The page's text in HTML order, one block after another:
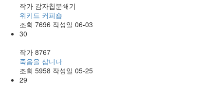
작가 감자칩분쇄기
위키드 커피숍
조회 7696 작성일 06-03
30
작가 8767
죽음을 삽니다
조회 5958 작성일 05-25
29